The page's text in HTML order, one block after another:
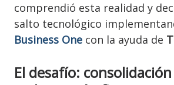
comprendió esta realidad y
salto tecnológico
Business One con la ayuda de
El desafío: